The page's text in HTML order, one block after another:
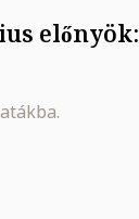
előnyök: